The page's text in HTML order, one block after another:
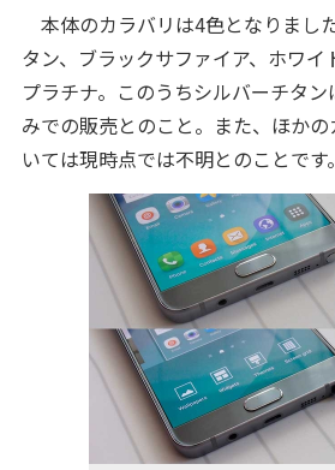
本体のカラバリは4色となりまし
タン、ブラックサファイア、ホワイ
プラチナ。このうちシルバーチタ
みでの販売とのこと。また、ほか
いては現時点では不明とのことです。